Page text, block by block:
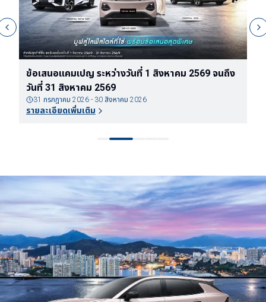
ข้อเสนอแคมเปญ ระหว่างวันที่ 1 สิงหาคม 2569 จนถึง
วันที่ 31 สิงหาคม 2569
31 กรกฎาคม 2026 - 30 สิงหาคม 2026
รายละเอียดเพิ่มเติม